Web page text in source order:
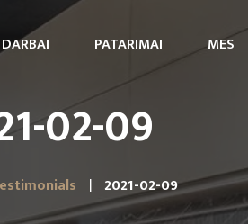
DARBAI PATARIMAI MES
02-09
2021-02-09